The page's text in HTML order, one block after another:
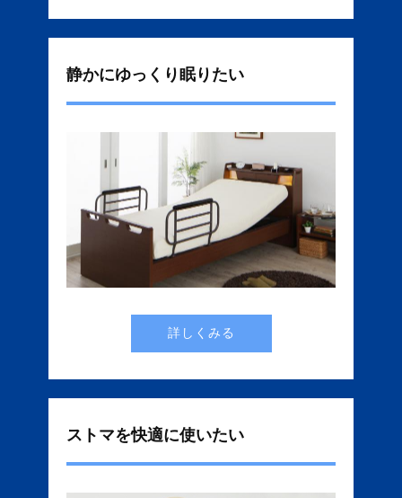
静かにゆっくり眠りたい
詳しくみる
ストマを快適に使いたい